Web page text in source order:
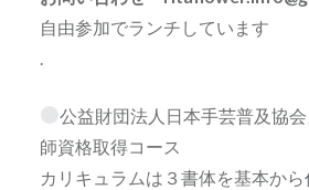
自由参加でランチしています
公益財団法人日本手芸普及協
師資格取得コース
カリキュラムは３書体を基本か